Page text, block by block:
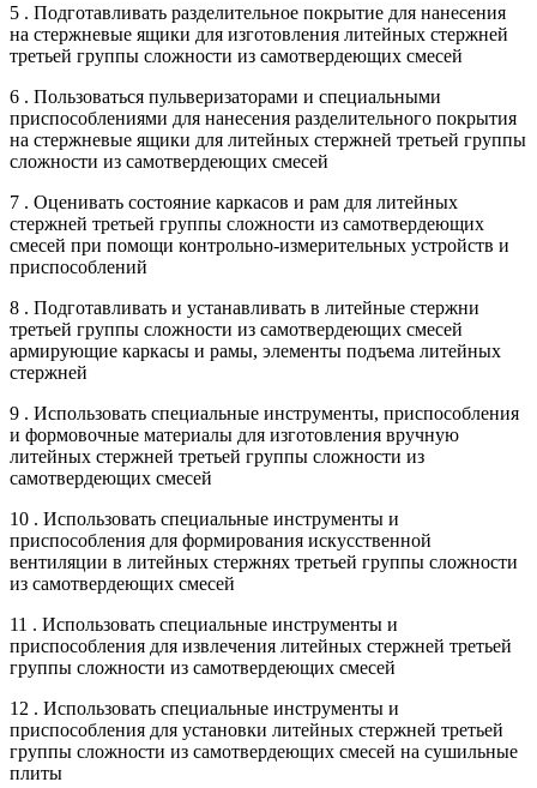
5 . Подготавливать разделительное покрытие для нанесения
на стержневые ящики для изготовления литейных стержней
третьей группы сложности из самотвердеющих смесей
6 . Пользоваться пульверизаторами и специальными
приспособлениями для нанесения разделительного покрытия
на стержневые ящики для литейных стержней третьей группы
сложности из самотвердеющих смесей
7 . Оценивать состояние каркасов и рам для литейных
стержней третьей группы сложности из самотвердеющих
смесей при помощи контрольно-измерительных устройств и
приспособлений
8 . Подготавливать и устанавливать в литейные стержни
третьей группы сложности из самотвердеющих смесей
армирующие каркасы и рамы, элементы подъема литейных
стержней
9 . Использовать специальные инструменты, приспособления
и формовочные материалы для изготовления вручную
литейных стержней третьей группы сложности из
самотвердеющих смесей
10 . Использовать специальные инструменты и
приспособления для формирования искусственной
вентиляции в литейных стержнях третьей группы сложности
из самотвердеющих смесей
11 . Использовать специальные инструменты и
приспособления для извлечения литейных стержней третьей
группы сложности из самотвердеющих смесей
12 . Использовать специальные инструменты и
приспособления для установки литейных стержней третьей
группы сложности из самотвердеющих смесей на сушильные
плиты